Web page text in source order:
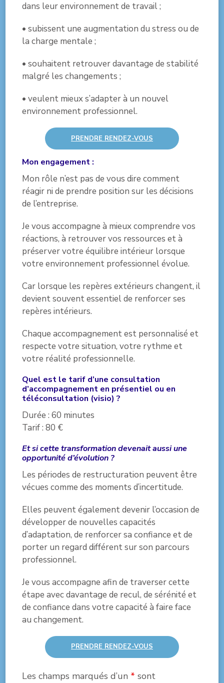
dans leur environnement de travail ;
• subissent une augmentation du stress ou de
la charge mentale ;
• souhaitent retrouver davantage de stabilité
malgré les changements ;
• veulent mieux s’adapter à un nouvel
environnement professionnel.
PRENDRE RENDEZ-VOUS
Mon engagement :
Mon rôle n’est pas de vous dire comment
réagir ni de prendre position sur les décisions
de l’entreprise.
Je vous accompagne à mieux comprendre vos
réactions, à retrouver vos ressources et à
préserver votre équilibre intérieur lorsque
votre environnement professionnel évolue.
Car lorsque les repères extérieurs changent, il
devient souvent essentiel de renforcer ses
repères intérieurs.
Chaque accompagnement est personnalisé et
respecte votre situation, votre rythme et
votre réalité professionnelle.
Quel est le tarif d’une consultation
d’accompagnement en présentiel ou en
téléconsultation (visio) ?
Durée : 60 minutes
Tarif : 80 €
Et si cette transformation devenait aussi une
opportunité d’évolution ?
Les périodes de restructuration peuvent être
vécues comme des moments d’incertitude.
Elles peuvent également devenir l’occasion de
développer de nouvelles capacités
d’adaptation, de renforcer sa confiance et de
porter un regard différent sur son parcours
professionnel.
Je vous accompagne afin de traverser cette
étape avec davantage de recul, de sérénité et
de confiance dans votre capacité à faire face
au changement.
PRENDRE RENDEZ-VOUS
Les champs marqués d’un * sont